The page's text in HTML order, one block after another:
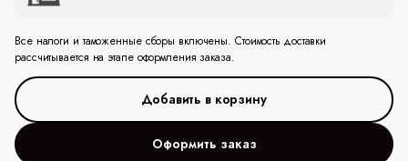
Все налоги и таможенные сборы включены. Стоимость доставки
рассчитывается на этапе оформления заказа.
Оформить заказ